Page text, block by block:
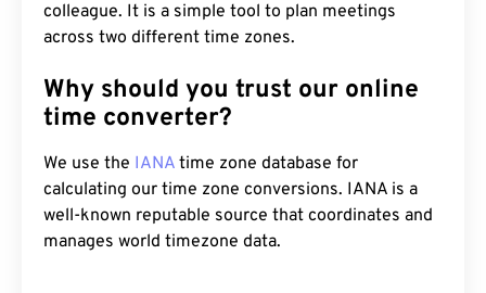
colleague. It is a simple tool to plan meetings
across two different time zones.
Why should you trust our online
time converter?
We use the IANA time zone database for
calculating our time zone conversions. IANA is a
well-known reputable source that coordinates and
manages world timezone data.